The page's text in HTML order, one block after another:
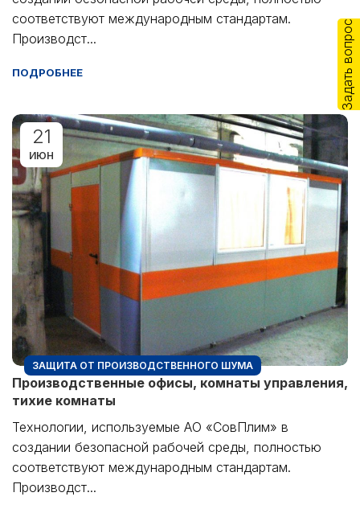
соответствуют международным стандартам.
Производст...
ПОДРОБНЕЕ
21
ИЮН
ЗАЩИТА ОТ ПРОИЗВОДСТВЕННОГО ШУМА
Производственные офисы, комнаты управления,
тихие комнаты
Технологии, используемые АО «СовПлим» в
создании безопасной рабочей среды, полностью
соответствуют международным стандартам.
Производст...
Задать вопрос